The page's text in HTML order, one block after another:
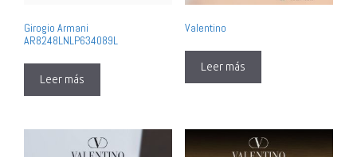
Girogio Armani
AR8248LNLP634089L
Leer más
Valentino
Leer más